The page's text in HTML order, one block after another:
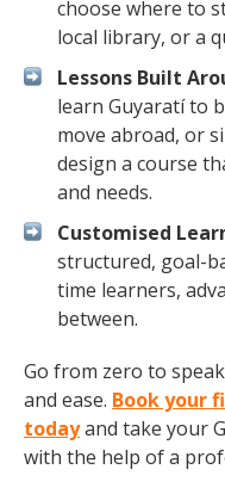
choose where to
local library, or a
Lessons Built
learn Guyaratí to
move abroad, or
design a course
and needs.
Customised
structured, goal-
time learners,
between.
Go from zero to
and ease. Book your
todayand take your
with the help of a